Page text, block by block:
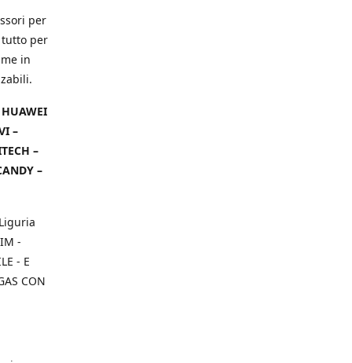
per
per
in
–
–
–
-
- E
CON